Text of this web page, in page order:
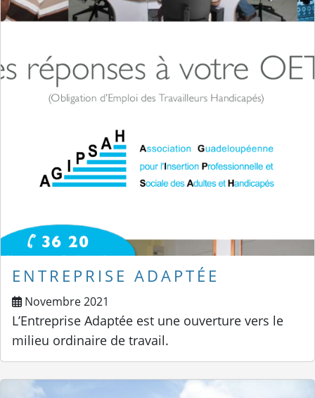
ENTREPRISE ADAPTÉE
Novembre 2021
L’Entreprise Adaptée est une ouverture vers le
milieu ordinaire de travail.